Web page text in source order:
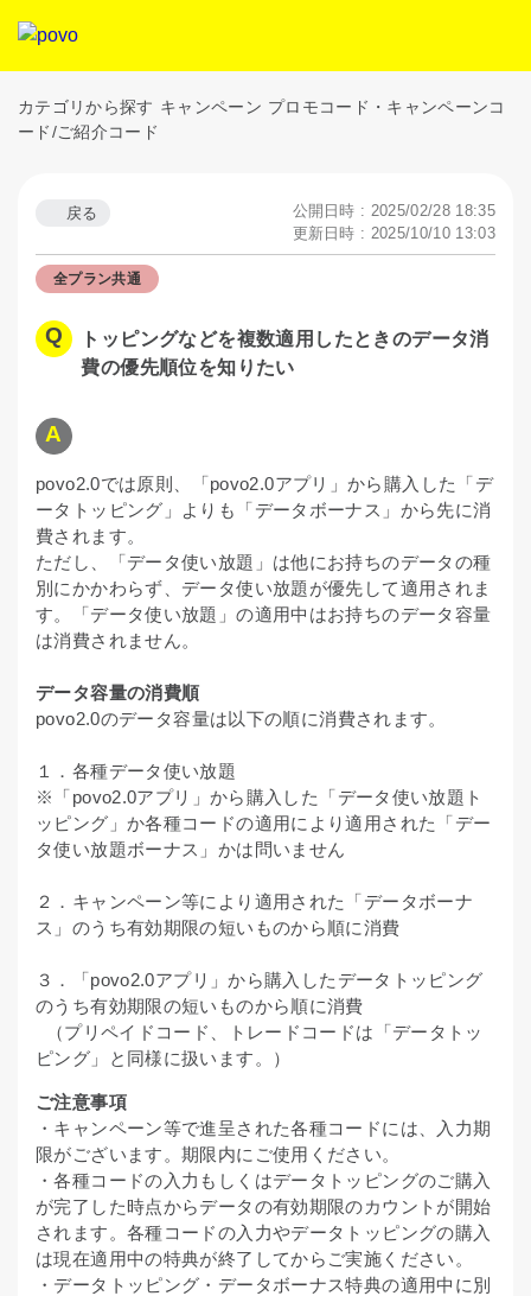
カテゴリから探す キャンペーン プロモコード・キャンペーンコ
ード/ご紹介コード
戻る
公開日時 : 2025/02/28 18:35
更新日時 : 2025/10/10 13:03
全プラン共通
トッピングなどを複数適用したときのデータ消
費の優先順位を知りたい
povo2.0では原則、「povo2.0アプリ」から購入した「デ
ータトッピング」よりも「データボーナス」から先に消
費されます。
ただし、「データ使い放題」は他にお持ちのデータの種
別にかかわらず、データ使い放題が優先して適用されま
す。「データ使い放題」の適用中はお持ちのデータ容量
は消費されません。
データ容量の消費順
povo2.0のデータ容量は以下の順に消費されます。
１．各種データ使い放題
※「povo2.0アプリ」から購入した「データ使い放題ト
ッピング」か各種コードの適用により適用された「デー
タ使い放題ボーナス」かは問いません
２．キャンペーン等により適用された「データボーナ
ス」のうち有効期限の短いものから順に消費
３．「povo2.0アプリ」から購入したデータトッピング
のうち有効期限の短いものから順に消費
（プリペイドコード、トレードコードは「データトッ
ピング」と同様に扱います。）
ご注意事項
・キャンペーン等で進呈された各種コードには、入力期
限がございます。期限内にご使用ください。
・各種コードの入力もしくはデータトッピングのご購入
が完了した時点からデータの有効期限のカウントが開始
されます。各種コードの入力やデータトッピングの購入
は現在適用中の特典が終了してからご実施ください。
・データトッピング・データボーナス特典の適用中に別